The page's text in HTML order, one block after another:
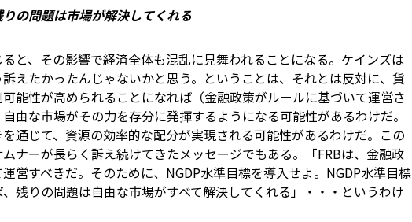
の問題は市場が解決してくれる
と、その影響で経済全体も混乱に見舞われることになる。ケインズは
訴えたかったんじゃないかと思う。ということは、それとは反対に、貨
能性が高められることになれば（金融政策がルールに基づいて運営さ
由な市場がその力を存分に発揮するようになる可能性があるわけだ。
通じて、資源の効率的な配分が実現される可能性があるわけだ。この
ナーが長らく訴え続けてきたメッセージでもある。「FRBは、金融政
営すべきだ。そのために、NGDP水準目標を導入せよ。NGDP水準目標
残りの問題は自由な市場がすべて解決してくれる」・・・というわけ